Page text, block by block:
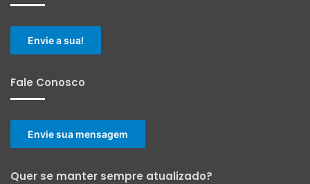
Envie a sua!
Fale Conosco
Envie sua mensagem
Quer se manter sempre atualizado?